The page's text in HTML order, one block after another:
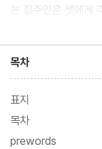
는 집주인은 셋에게
나머지, 신학생 토
어들어 온다. 그러나
분위기를 풍긴다. 그
식적으로 토마스는
판을 헤매면서 달리기
목차
표지
목차
prewords